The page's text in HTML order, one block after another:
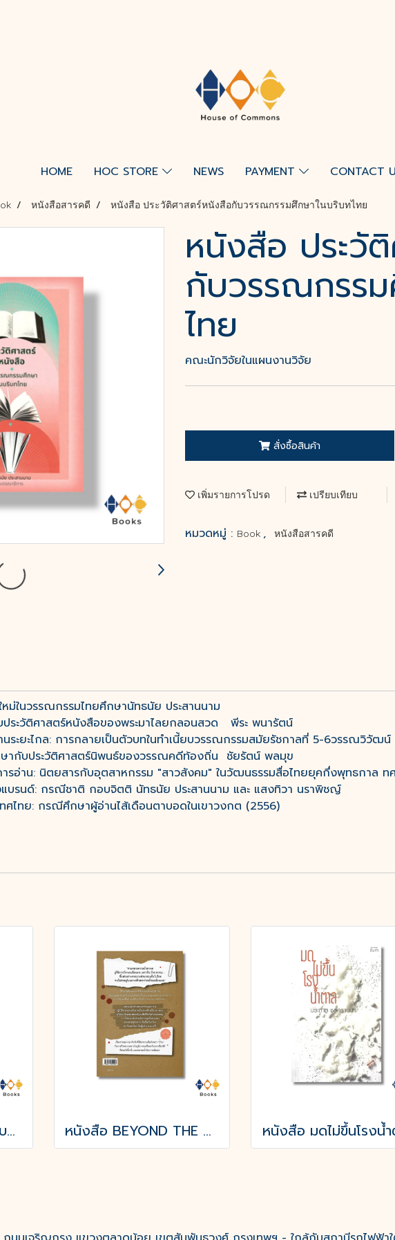
HOME HOC STORE NEWS PAYMENT CONTACT
หนังสือสารคดี หนังสือ ประวัติศาสตร์หนังสือกับวรรณกรรมศึกษาในบริบทไทย
หนังสือ ประวั
กับวรรณกรรม
ไทย
คณะนักวิจัยในแผนงานวิจัย
สั่งซื้อสินค้า
เพิ่มรายการโปรด เปรียบเทียบ
หมวดหมู่ : Book , หนังสือสารคดี
ม่ในวรรณกรรมไทยศึกษานัทธนัย ประสานนาม
ระวัติศาสตร์หนังสือของพระมาไลยกลอนสวด พีระ พนารัตน์
ะยะไกล: การกลายเป็นตัวบทในทำเนี้ยบวรรณกรรมสมัยรัชกาลที่ 5-6วรรณวิวัฒ
กับประวัติศาสตร์นิพนธ์ของวรรณคดีท้องถิ่น ชัยรัตน์ พลมุข
ารอ่าน: นิตยสารกับอุตสาหกรรม "สาวสังคม" ในวัฒนธรรมสื่อไทยยุคกึ่งพุทธกา
แบรนด์: กรณีชาติ กอบจิตติ นัทธนัย ประสานนาม และ แสงทิวา นราพิชญ์
ทศไทย: กรณีศึกษาผู้อ่านไส้เดือนตาบอดในเขาวงกต (2556)
ปาจารยสาร ปีที่ 54 ฉบับที่ 1 (ม.ค. – เม.ย. 2568) ฉบับ 100 ปีชาตกาล อังคาร กัลยาณพงศ์ หนังสือ BEYOND THE BADGE เปิดแฟ้มคดีลับ?FBI THAILAND หนังสือ มดไม่ขึ้นโรงน้